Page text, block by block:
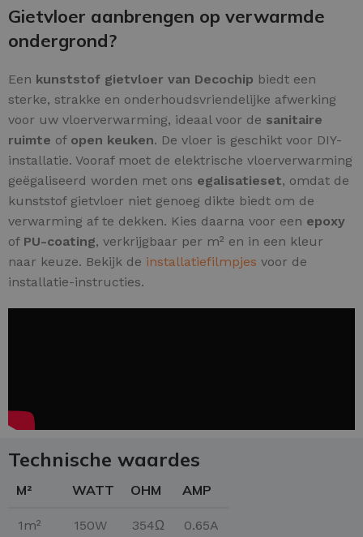
Gietvloer aanbrengen op verwarmde
ondergrond?
Een kunststof gietvloer van Decochip biedt een
sterke, strakke en onderhoudsvriendelijke afwerking
voor uw vloerverwarming, ideaal voor de sanitaire
ruimte of open keuken. De vloer is geschikt voor DIY-
installatie. Vooraf moet de elektrische vloerverwarming
geëgaliseerd worden met ons egalisatieset, omdat de
kunststof gietvloer niet genoeg dikte biedt om de
verwarming af te dekken. Kies daarna voor een epoxy
of PU-coating, verkrijgbaar per m² en in een kleur
naar keuze. Bekijk de installatiefilmpjes voor de
installatie-instructies.
Technische waardes
M² WATT OHM AMP
1m² 150W 354Ω 0.65A